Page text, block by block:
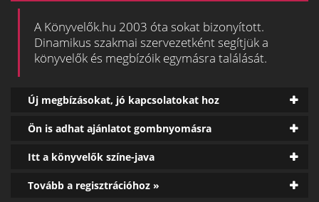
A Könyvelők.hu 2003 óta sokat bizonyított.
Dinamikus szakmai szervezetként segítjük a
könyvelők és megbízóik egymásra találását.
Új megbízásokat, jó kapcsolatokat hoz
Ön is adhat ajánlatot gombnyomásra
Itt a könyvelők színe-java
Tovább a regisztrációhoz »